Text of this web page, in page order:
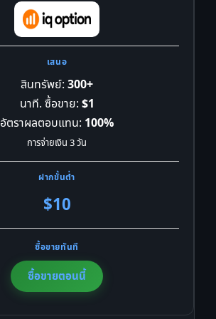
สินทรัพย์: 300+
นาที. ซื้อขาย: $1
อัตราผลตอบแทน: 100%
การจ่ายเงิน 3 วัน
$10
ซื้อขายตอนนี้